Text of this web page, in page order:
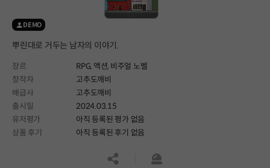
DEMO
뿌린대로 거두는 남자의 이야기.
장르 RPG, 액션, 비주얼 노벨
창작자
고추도깨비
배급사
고추도깨비
출시일
2024.03.15
유저평가
아직 등록된 평가 없음
상품 후기
아직 등록된 후기 없음
공유하기신고하기